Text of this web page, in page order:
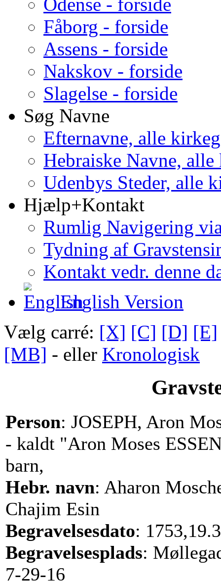
Fåborg - forside
Assens - forside
Nakskov - forside
Slagelse - forside
Søg Navne
Efternavne, alle
Hebraiske Navne,
Udenbys Steder, alle
Hjælp+Kontakt
Rumlig Navigering
Tydning af
Kontakt vedr. denne
English Version
Vælg carré: [X] [C] [D] [E]
[MB] - eller Kronologisk
Person: JOSEPH, Aron
- kaldt "Aron Moses
barn,
Hebr. navn: Aharon
Chajim Esin
Begravelsesdato: 1753,19.3
Begravelsesplads:
7-29-16